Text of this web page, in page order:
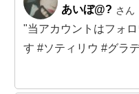
あいぼ@? さん
"当アカウントはフォ
す #ソティリウ #グラ